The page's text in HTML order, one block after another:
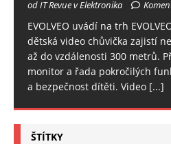
od IT Revue v Elektronika
EVOLVEO uvádí na trh
dětská video chůvička zajistí
až do vzdálenosti 300 metrů.
monitor a řada pokročilých
a bezpečnost dítěti. Video [...]
ŠTÍTKY